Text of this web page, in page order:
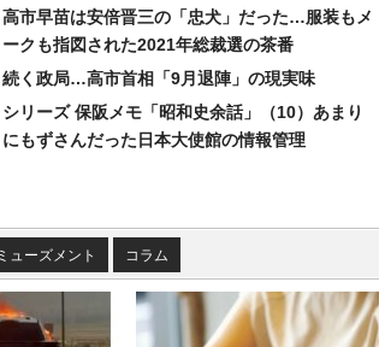
高市早苗は安倍晋三の「忠犬」だった…服装もメ
ークも指図された2021年総裁選の茶番
続く政局…高市首相「9月退陣」の現実味
シリーズ 保阪メモ「昭和史余話」（10）あまり
にもずさんだった日本大使館の情報管理
ューズメント コラム